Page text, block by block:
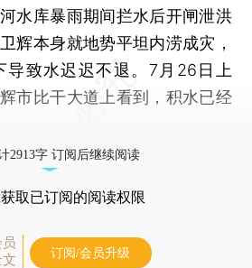
水库暴雨期间拦水后开闸泄洪
辉本身就地势平坦内涝成灾，
导致水迟迟不退。7月26日上
市比干大道上看到，积水已经
2913字 订阅后继续阅读
取已订阅的阅读权限
订阅/会员升级